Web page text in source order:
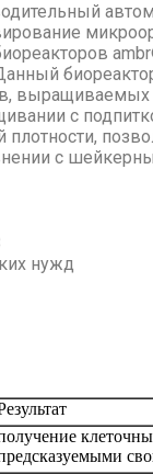
выращиваемых
с
с
нужд